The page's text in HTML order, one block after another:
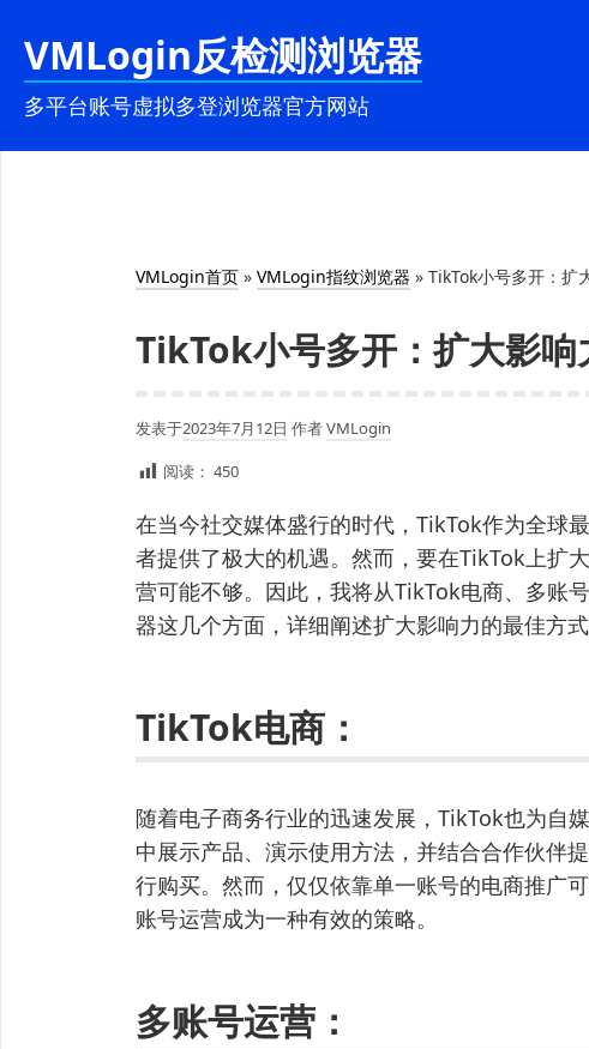
VMLogin反检测浏览器
多平台账号虚拟多登浏览器官方网站
VMLogin首页 » VMLogin指纹浏览器 » TikTok小号多开：扩
TikTok小号多开：扩大影响
发表于2023年7月12日 作者VMLogin
阅读： 450
在当今社交媒体盛行的时代，TikTok作为全球
者提供了极大的机遇。然而，要在TikTok上扩
营可能不够。因此，我将从TikTok电商、多账
器这几个方面，详细阐述扩大影响力的最佳方式
TikTok电商：
随着电子商务行业的迅速发展，TikTok也为自
中展示产品、演示使用方法，并结合合作伙伴
行购买。然而，仅仅依靠单一账号的电商推广
账号运营成为一种有效的策略。
多账号运营：